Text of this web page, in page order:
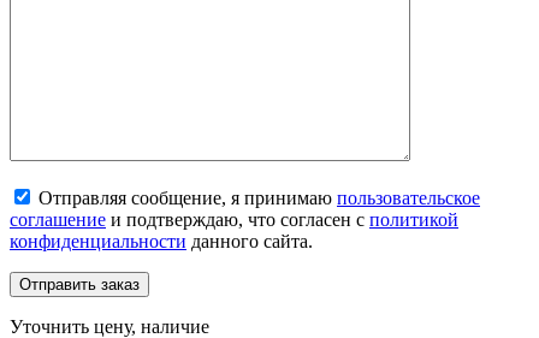
Отправляя сообщение, я принимаю пользовательское
соглашение и подтверждаю, что согласен с политикой
конфиденциальности данного сайта.
Уточнить цену, наличие